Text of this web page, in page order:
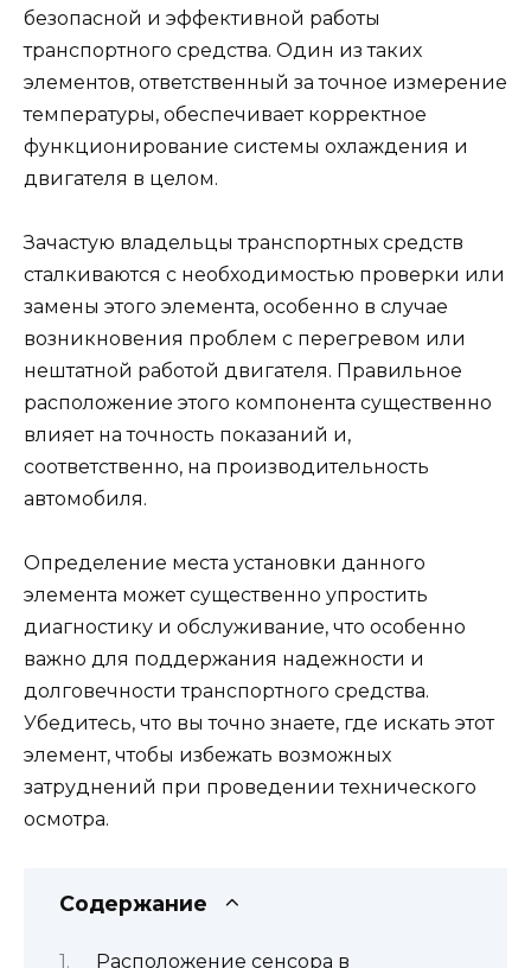
безопасной и эффективной работы
транспортного средства. Один из таких
элементов, ответственный за точное измерение
температуры, обеспечивает корректное
функционирование системы охлаждения и
двигателя в целом.
Зачастую владельцы транспортных средств
сталкиваются с необходимостью проверки или
замены этого элемента, особенно в случае
возникновения проблем с перегревом или
нештатной работой двигателя. Правильное
расположение этого компонента существенно
влияет на точность показаний и,
соответственно, на производительность
автомобиля.
Определение места установки данного
элемента может существенно упростить
диагностику и обслуживание, что особенно
важно для поддержания надежности и
долговечности транспортного средства.
Убедитесь, что вы точно знаете, где искать этот
элемент, чтобы избежать возможных
затруднений при проведении технического
осмотра.
Содержание
Расположение сенсора в